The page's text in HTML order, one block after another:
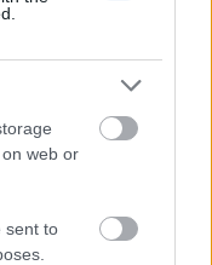
web or
sent to
το νομοσχέδιο
περαιτέρω
να επεκταθεί η
αναθεώρησης